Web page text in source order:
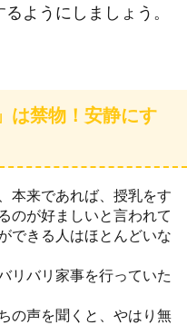
ようにしましょう。
は禁物！安静にす
本来であれば、授乳をす
のが好ましいと言われて
できる人はほとんどいな
リバリ家事を行っていた
の声を聞くと、やはり無